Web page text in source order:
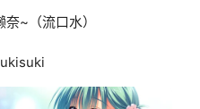
奈~（流口水）